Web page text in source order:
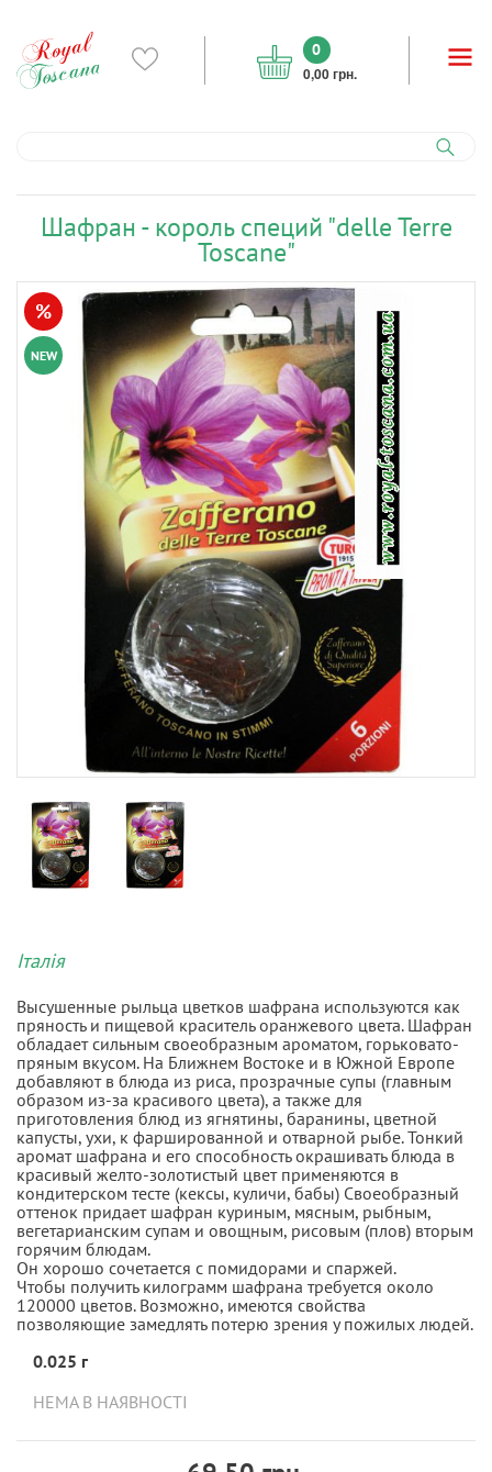
0
0,00 грн.
Шафран - король специй "delle Terre
Toscane"
NEW
%
Італія
Высушенные рыльца цветков шафрана используются как
пряность и пищевой краситель оранжевого цвета. Шафран
обладает сильным своеобразным ароматом, горьковато-
пряным вкусом. На Ближнем Востоке и в Южной Европе
добавляют в блюда из риса, прозрачные супы (главным
образом из-за красивого цвета), а также для
приготовления блюд из ягнятины, баранины, цветной
капусты, ухи, к фаршированной и отварной рыбе. Тонкий
аромат шафрана и его способность окрашивать блюда в
красивый желто-золотистый цвет применяются в
кондитерском тесте (кексы, куличи, бабы) Своеобразный
оттенок придает шафран куриным, мясным, рыбным,
вегетарианским супам и овощным, рисовым (плов) вторым
горячим блюдам.
Он хорошо сочетается с помидорами и спаржей.
Чтобы получить килограмм шафрана требуется около
120000 цветов. Возможно, имеются свойства
позволяющие замедлять потерю зрения у пожилых людей.
0.025 г
НЕМА В НАЯВНОСТІ